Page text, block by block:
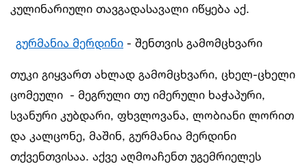
კულინარიული თავგადასავალი იწყება აქ.
გურმანია მერდინი - შენთვის გამომცხვარი
თუკი გიყვართ ახლად გამომცხვარი, ცხელ-ცხელი
ცომეული - მეგრული თუ იმერული ხაჭაპური,
სვანური კუბდარი, ფხვლოვანა, ლობიანი ლორით
და კალცონე, მაშინ, გურმანია მერდინი
თქვენთვისაა. აქვე აღმოაჩენთ უგემრიელეს